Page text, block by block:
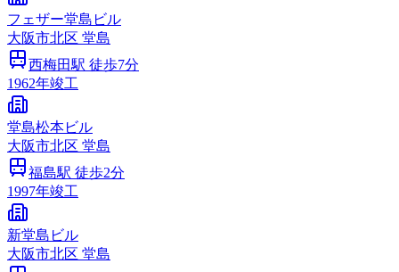
フェザー堂島ビル
大阪市北区 堂島
西梅田駅 徒歩7分
1962年竣工
堂島松本ビル
大阪市北区 堂島
福島駅 徒歩2分
1997年竣工
新堂島ビル
大阪市北区 堂島